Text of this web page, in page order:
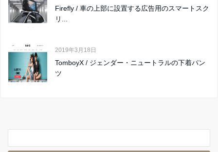
Firefly / 車の上部に設置する広告用のスマートスク
リ...
2019年3月18日
TomboyX / ジェンダー・ニュートラルの下着パン
ツ